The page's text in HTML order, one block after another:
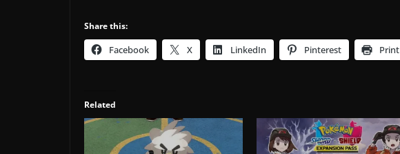
Share this:
Facebook X LinkedIn Pinterest Print
Related